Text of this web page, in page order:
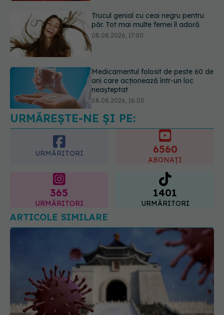
Medicamentul folosit de peste 60 de
ani care acționează într-un loc
Transpirații nocturne: semnul ignorat
care poate ascunde probleme
serioase de sănătate
URMĂREȘTE-NE ȘI PE:
URMĂRITORI
365 1401
URMĂRITORI
ARTICOLE SIMILARE
China neagă acuzația CIA cu privire la apariția